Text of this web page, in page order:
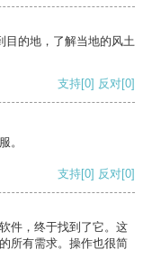
目的地，了解当地的风土
支持[0] 反对[0]
。
支持[0] 反对[0]
件，终于找到了它。这
所有需求。操作也很简